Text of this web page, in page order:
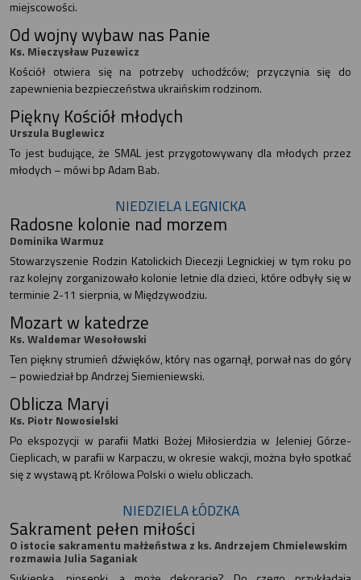
miejscowości.
Od wojny wybaw nas Panie
Ks. Mieczysław Puzewicz
Kościół otwiera się na potrzeby uchodźców; przyczynia się do
zapewnienia bezpieczeństwa ukraińskim rodzinom.
Piękny Kościół młodych
Urszula Buglewicz
To jest budujące, że SMAL jest przygotowywany dla młodych przez
młodych – mówi bp Adam Bab.
NIEDZIELA LEGNICKA
Radosne kolonie nad morzem
Dominika Warmuz
Stowarzyszenie Rodzin Katolickich Diecezji Legnickiej w tym roku po
raz kolejny zorganizowało kolonie letnie dla dzieci, które odbyły się w
terminie 2-11 sierpnia, w Międzywodziu.
Mozart w katedrze
Ks. Waldemar Wesołowski
Ten piękny strumień dźwięków, który nas ogarnął, porwał nas do góry
– powiedział bp Andrzej Siemieniewski.
Oblicza Maryi
Ks. Piotr Nowosielski
Po ekspozycji w parafii Matki Bożej Miłosierdzia w Jeleniej Górze-
Cieplicach, w parafii w Karpaczu, w okresie wakcji, można było spotkać
się z wystawą pt. Królowa Polski o wielu obliczach.
NIEDZIELA ŁÓDZKA
Sakrament pełen miłości
O istocie sakramentu małżeństwa z ks. Andrzejem Chmielewskim
rozmawia Julia Saganiak